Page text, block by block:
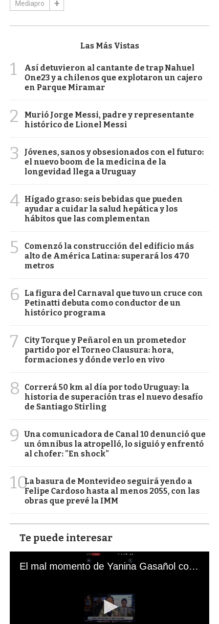
Mediapro
Las Más Vistas
1
Así detuvieron al cantante de trap Nahuel
One23 y a chilenos que explotaron un cajero
en Parque Miramar
2
Murió Jorge Messi, padre y representante
histórico de Lionel Messi
3
Jóvenes, sanos y obsesionados con el futuro:
el nuevo boom de la medicina de la
longevidad llega a Uruguay
4 Hígado graso: seis bebidas que pueden
ayudar a cuidar la salud hepática y los
hábitos que las complementan
5
Comenzó la construcción del edificio más
alto de América Latina: superará los 470
metros
6
La figura del Carnaval que tuvo un cruce con
Petinatti debuta como conductor de un
histórico programa
7
City Torque y Peñarol en un prometedor
partido por el Torneo Clausura: hora,
formaciones y dónde verlo en vivo
8
Correrá 50 km al día por todo Uruguay: la
historia de superación tras el nuevo desafío
de Santiago Stirling
9
Una comunicadora de Canal 10 denunció que
un ómnibus la atropelló, lo siguió y enfrentó
al chofer: "En shock"
10La basura de Montevideo seguirá yendo a
Felipe Cardoso hasta al menos 2055, con las
obras que prevé la IMM
Te puede interesar
El mal momento de Yanina Gasañol con un hincha argentino en "Subrayado"